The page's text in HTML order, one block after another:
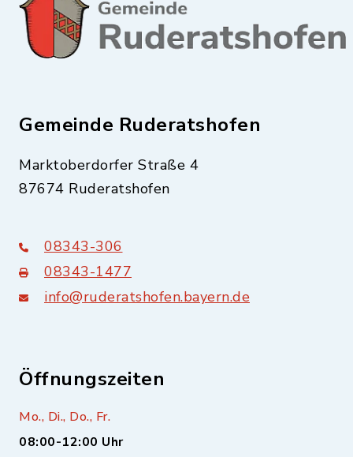
Gemeinde Ruderatshofen
Marktoberdorfer Straße 4
87674 Ruderatshofen
08343-306
08343-1477
info@ruderatshofen.bayern.de
Öffnungszeiten
Mo., Di., Do., Fr.
08:00-12:00 Uhr